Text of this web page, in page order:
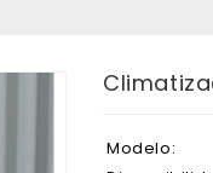
Modelo: